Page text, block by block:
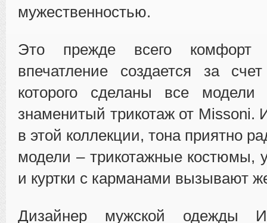
мужественностью.
Это прежде всего
впечатление создается за
которого сделаны все
знаменитый трикотаж от Missoni.
в этой коллекции, тона приятно
модели – трикотажные костюмы,
и куртки с карманами вызывают
Дизайнер мужской одежды